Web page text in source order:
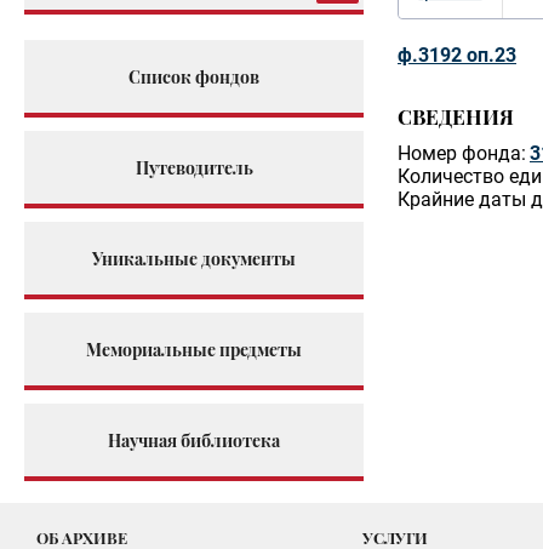
Список фондов
Путеводитель
Уникальные документы
Мемориальные предметы
Научная библиотека
ф.3192 оп.23
СВЕДЕНИЯ
Номер фонда:
Количество
Крайние даты
ОБ АРХИВЕ УСЛУГИ